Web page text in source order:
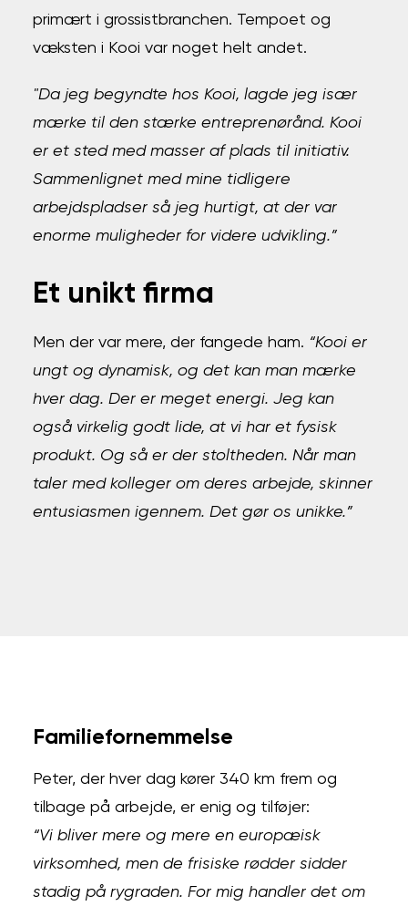
primært i grossistbranchen. Tempoet og
væksten i Kooi var noget helt andet.
"Da jeg begyndte hos Kooi, lagde jeg især
mærke til den stærke entreprenørånd. Kooi
er et sted med masser af plads til initiativ.
Sammenlignet med mine tidligere
arbejdspladser så jeg hurtigt, at der var
enorme muligheder for videre udvikling.”
Et unikt firma
Men der var mere, der fangede ham. “Kooi er
ungt og dynamisk, og det kan man mærke
hver dag. Der er meget energi. Jeg kan
også virkelig godt lide, at vi har et fysisk
produkt. Og så er der stoltheden. Når man
taler med kolleger om deres arbejde, skinner
entusiasmen igennem. Det gør os unikke.”
Familiefornemmelse
Peter, der hver dag kører 340 km frem og
tilbage på arbejde, er enig og tilføjer:
“Vi bliver mere og mere en europæisk
virksomhed, men de frisiske rødder sidder
stadig på rygraden. For mig handler det om